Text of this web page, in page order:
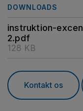
DOWNLOADS
instruktion-
2.pdf
128 KB
Kontakt os